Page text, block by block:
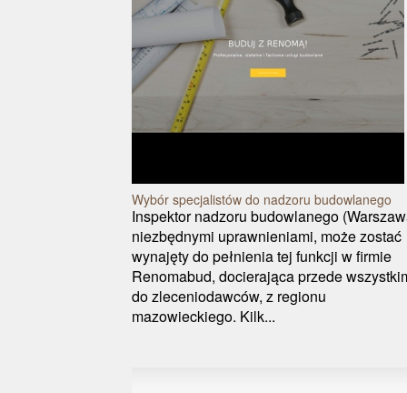
Wybór specjalistów do nadzoru budowlanego
Inspektor nadzoru budowlanego
niezbędnymi uprawnieniami, może zostać
wynajęty do pełnienia tej funkcji w firmie
Renomabud, docierająca przede
do zleceniodawców, z regionu
mazowieckiego. Kilk...